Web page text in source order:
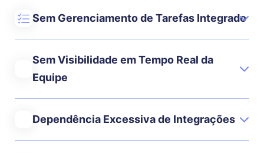
Sem Gerenciamento de Tarefas Integrado
Sem Visibilidade em Tempo Real da
Equipe
Dependência Excessiva de Integrações